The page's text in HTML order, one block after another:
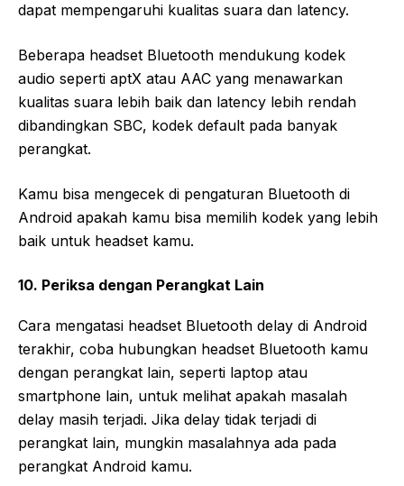
dapat mempengaruhi kualitas suara dan latency.
Beberapa headset Bluetooth mendukung kodek
audio seperti aptX atau AAC yang menawarkan
kualitas suara lebih baik dan latency lebih rendah
dibandingkan SBC, kodek default pada banyak
perangkat.
Kamu bisa mengecek di pengaturan Bluetooth di
Android apakah kamu bisa memilih kodek yang lebih
baik untuk headset kamu.
10. Periksa dengan Perangkat Lain
Cara mengatasi headset Bluetooth delay di Android
terakhir, coba hubungkan headset Bluetooth kamu
dengan perangkat lain, seperti laptop atau
smartphone lain, untuk melihat apakah masalah
delay masih terjadi. Jika delay tidak terjadi di
perangkat lain, mungkin masalahnya ada pada
perangkat Android kamu.